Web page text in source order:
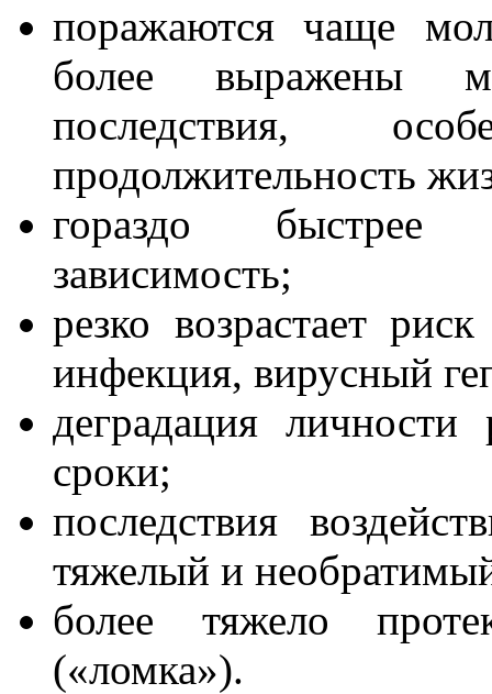
поражаются чаще
более выражены
последствия,
продолжительность
гораздо быстрее
зависимость;
резко возрастает
инфекция, вирусный
деградация личности
сроки;
последствия
тяжелый и
более тяжело
(«ломка»).